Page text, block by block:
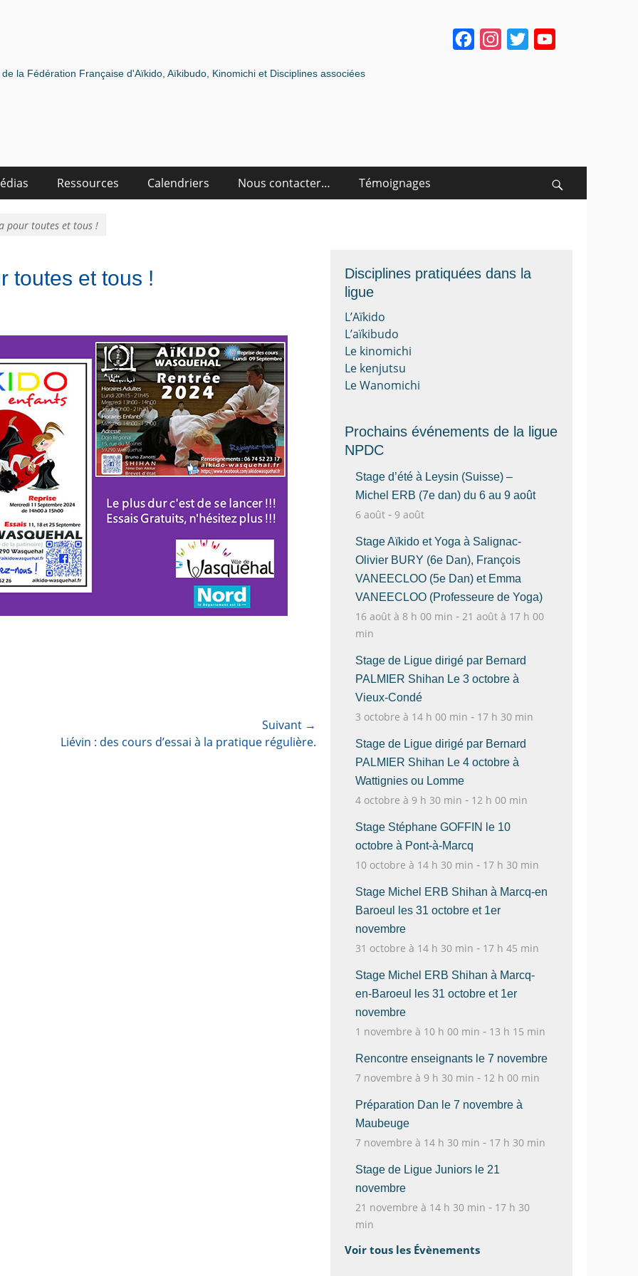
la Fédération Française d'Aïkido, Aïkibudo, Kinomichi et Disciplines associées
FacebookInstagram
Twitter
Ressources Calendriers Nous contacter… Témoignages
pour toutes et tous !
toutes et tous !
Suivant →
ArticleLiévin : des cours d’essai à la pratique régulière.
Disciplines pratiquées dans la
ligue
L’Aïkido
L’aïkibudo
Le kinomichi
Le kenjutsu
Le Wanomichi
Prochains événements de la ligue
NPDC
Stage d’été à Leysin (Suisse) –
Michel ERB (7e dan) du 6 au 9 août
6 août - 9 août
Stage Aïkido et Yoga à Salignac-
Olivier BURY (6e Dan), François
VANEECLOO (5e Dan) et Emma
VANEECLOO (Professeure de Yoga)
16 août à 8 h 00 min - 21 août à 17 h 00
min
Stage de Ligue dirigé par Bernard
PALMIER Shihan Le 3 octobre à
Vieux-Condé
3 octobre à 14 h 00 min - 17 h 30 min
Stage de Ligue dirigé par Bernard
PALMIER Shihan Le 4 octobre à
Wattignies ou Lomme
4 octobre à 9 h 30 min - 12 h 00 min
Stage Stéphane GOFFIN le 10
octobre à Pont-à-Marcq
10 octobre à 14 h 30 min - 17 h 30 min
Stage Michel ERB Shihan à Marcq-en
Baroeul les 31 octobre et 1er
novembre
31 octobre à 14 h 30 min - 17 h 45 min
Stage Michel ERB Shihan à Marcq-
en-Baroeul les 31 octobre et 1er
novembre
1 novembre à 10 h 00 min - 13 h 15 min
Rencontre enseignants le 7 novembre
7 novembre à 9 h 30 min - 12 h 00 min
Préparation Dan le 7 novembre à
Maubeuge
7 novembre à 14 h 30 min - 17 h 30 min
Stage de Ligue Juniors le 21
novembre
21 novembre à 14 h 30 min - 17 h 30
min
Voir tous les Évènements